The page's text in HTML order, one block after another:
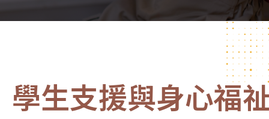
學生支援與身心福